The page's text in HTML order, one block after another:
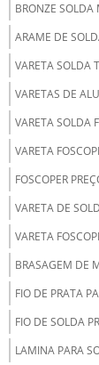
BRONZE SOLDA
ARAME DE
VARETA SOLDA
VARETAS DE
VARETA SOLDA
VARETA
FOSCOPER
VARETA DE
VARETA
BRASAGEM DE
FIO DE PRATA
FIO DE SOLDA
LAMINA PARA